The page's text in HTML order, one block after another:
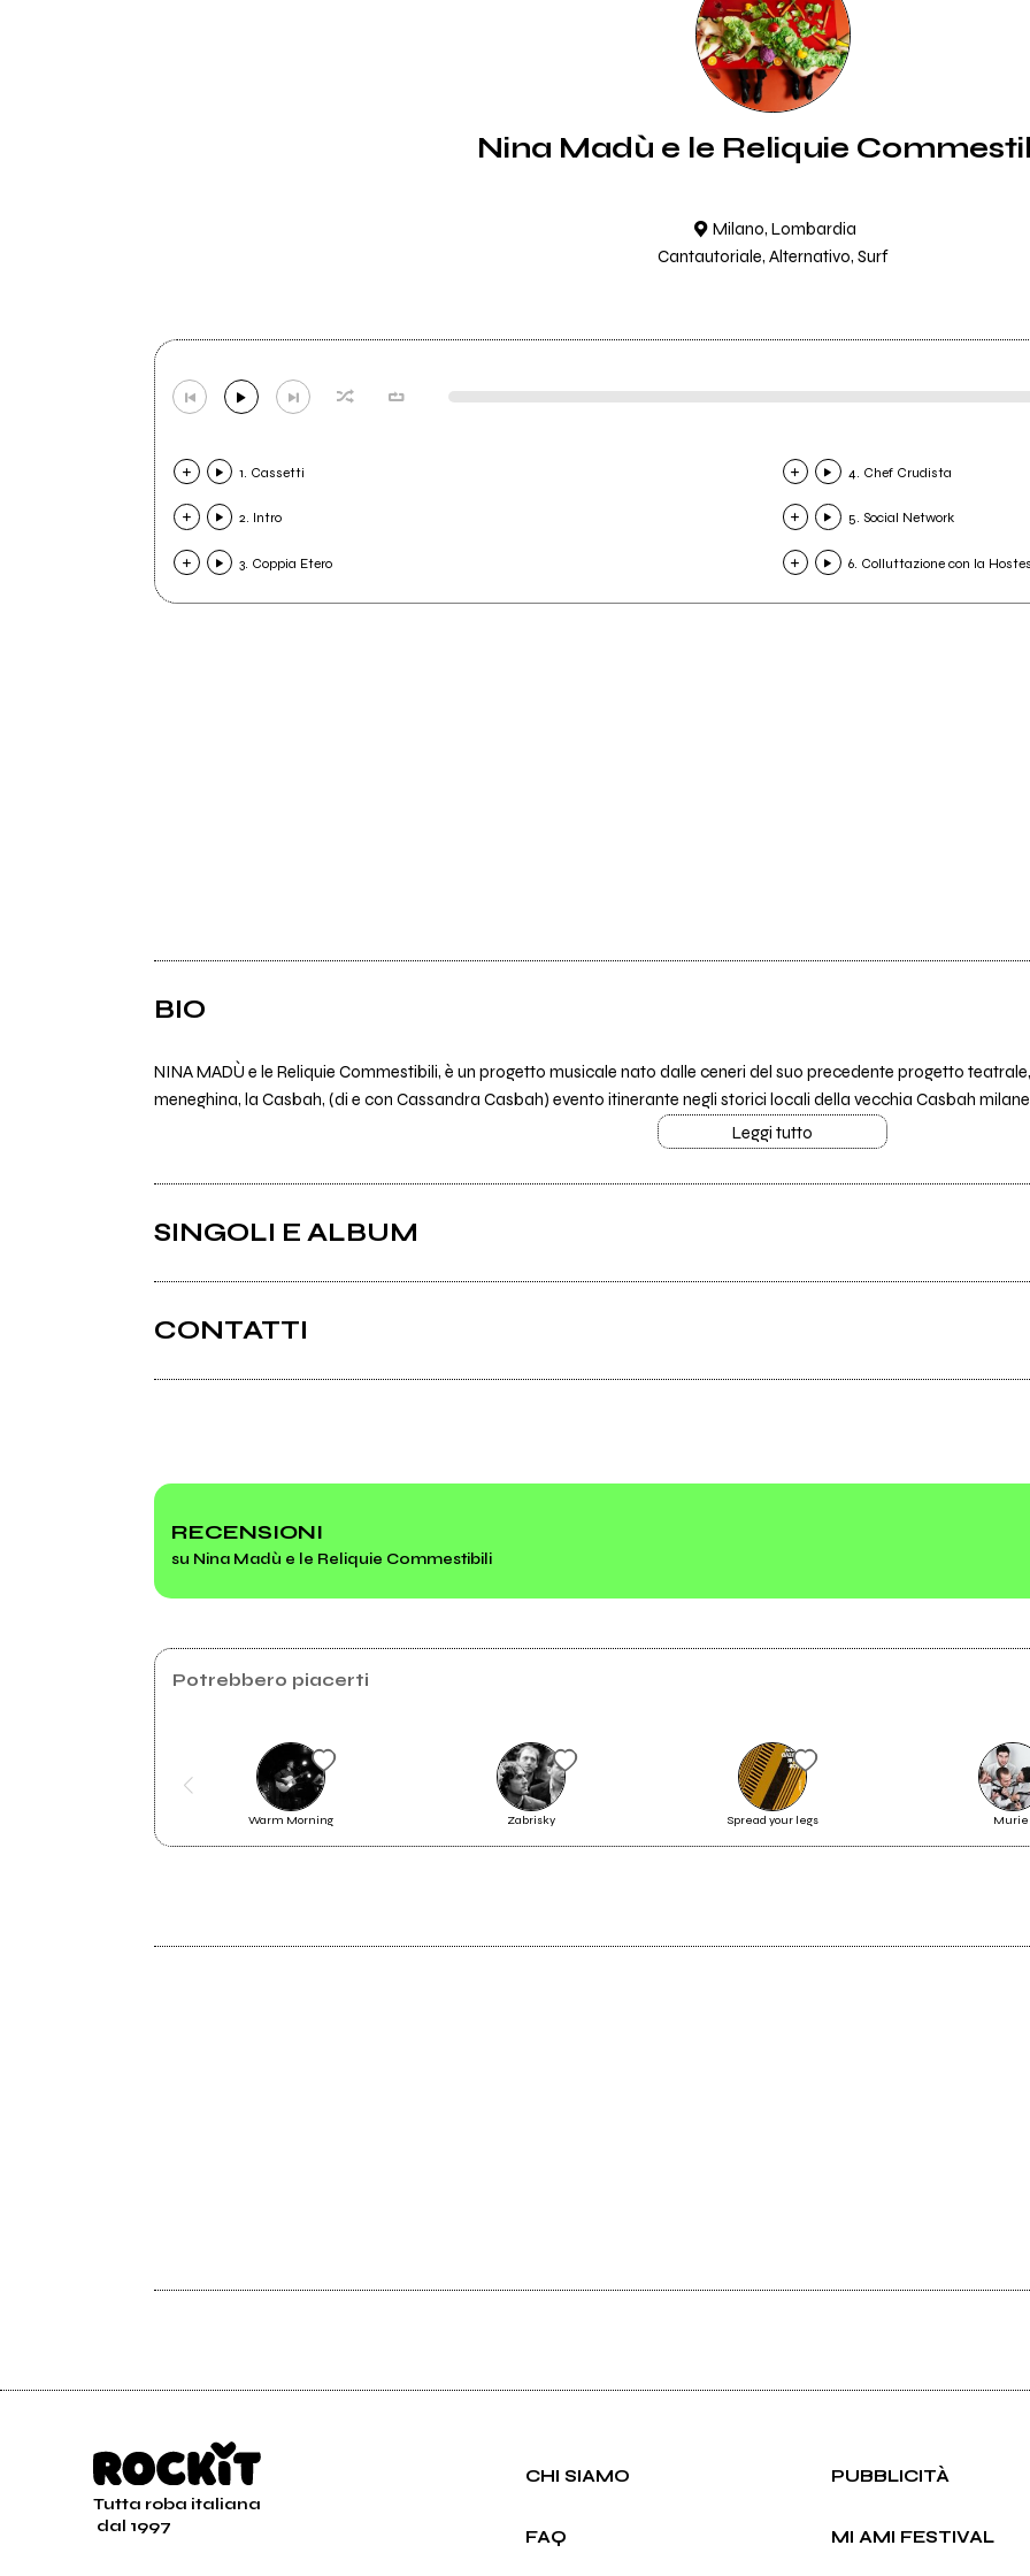
Nina Madù e le Reliquie
Milano, Lombardia
Cantautoriale, Alternativo, Surf
1. Cassetti
2. Intro
3. Coppia Etero
4. Chef Crudista
5. Social Network
6. Colluttazione con la
BIO
NINA MADÙ e le Reliquie Commestibili, è un progetto musicale nato dalle ceneri del suo precedente progetto
meneghina, la Casbah, (di e con Cassandra Casbah) evento itinerante negli storici locali della vecchia Casbah
Leggi tutto
SINGOLI E ALBUM
2015
Octopussa
2013
CONTATTI
RECENSIONI
su Nina Madù e le Reliquie Commestibili
Potrebbero piacerti
Warm Morning Zabrisky Spread your legs
Tutta roba italiana
dal 1997
CHI SIAMO PUBBLICITÀ
FAQ MI AMI FESTIVAL